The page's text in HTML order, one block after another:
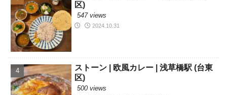
区)
547 views
2024.10.31
ストーン | 欧風カレー | 浅草橋駅 (台東
区)
500 views